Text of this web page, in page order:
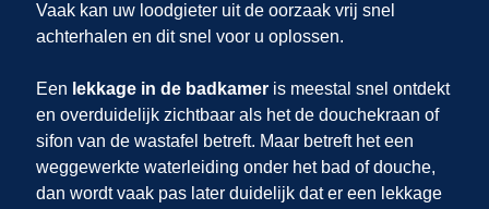
Vaak kan uw loodgieter uitde oorzaak vrij snel
achterhalen en dit snel voor u oplossen.
Een lekkage in de badkameris meestal snel ontdekt
en overduidelijk zichtbaar als het de douchekraan of
sifon van de wastafel betreft. Maar betreft het een
weggewerkte waterleiding onder het bad of douche,
dan wordt vaak pas later duidelijk dat er een lekkage